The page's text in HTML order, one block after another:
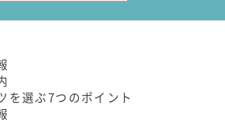
を選ぶ7つのポイント